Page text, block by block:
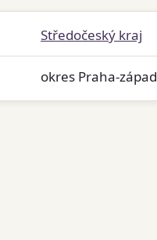
Středočeský kraj
okres Praha-západ